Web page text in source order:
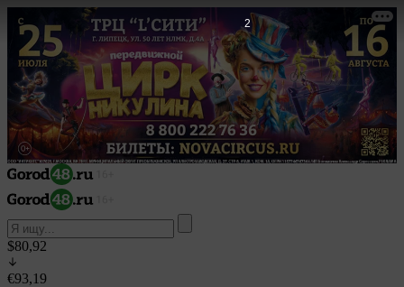
$80,92
€93,19
1